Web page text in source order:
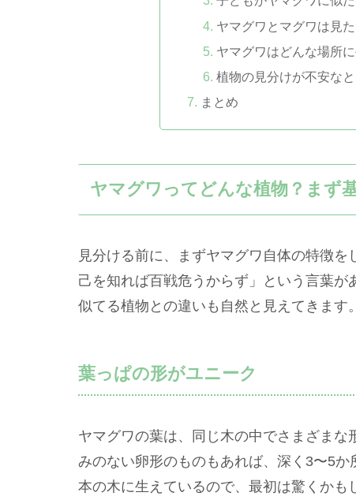
ヤマグワとマグワは見
ヤマグワはどんな場所
植物の見分けが不安な
まとめ
ヤマグワってどんな植物？まず
見分ける前に、まずヤマグワ自体の特徴
己を知れば百戦危うからず」という言葉が
似てる植物との違いも自然と見えてきます。
葉っぱの形がユニーク
ヤマグワの葉は、同じ木の中でさまざま
みのない卵形のものもあれば、深く3〜5
本の木に生えているので、最初は驚くかも